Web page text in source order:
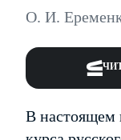
О. И.
В настоящем